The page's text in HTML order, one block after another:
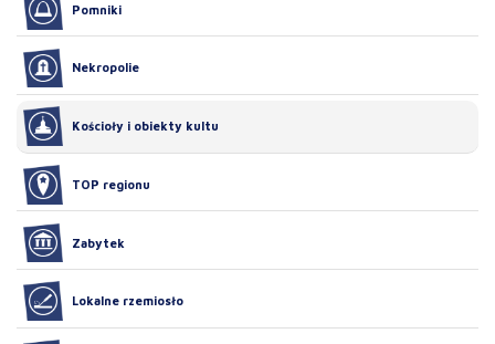
Pomniki
Nekropolie
Kościoły i obiekty kultu
TOP regionu
Zabytek
Lokalne rzemiosło